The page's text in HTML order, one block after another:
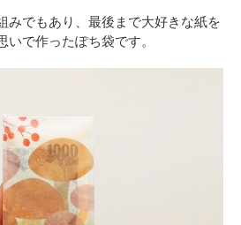
みでもあり、最後まで大好きな紙を
で作ったぽち袋です。